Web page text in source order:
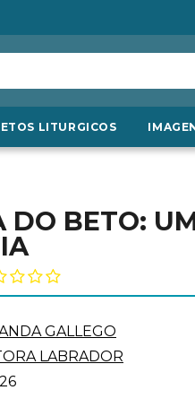
LITURGICOS
DO BETO:
GALLEGO
LABRADOR